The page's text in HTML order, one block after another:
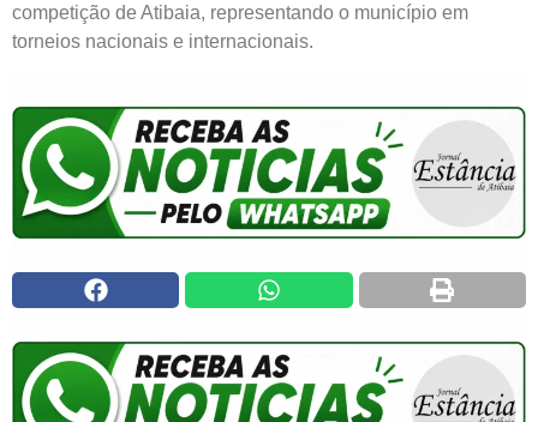
competição de Atibaia, representando o município em
torneios nacionais e internacionais.